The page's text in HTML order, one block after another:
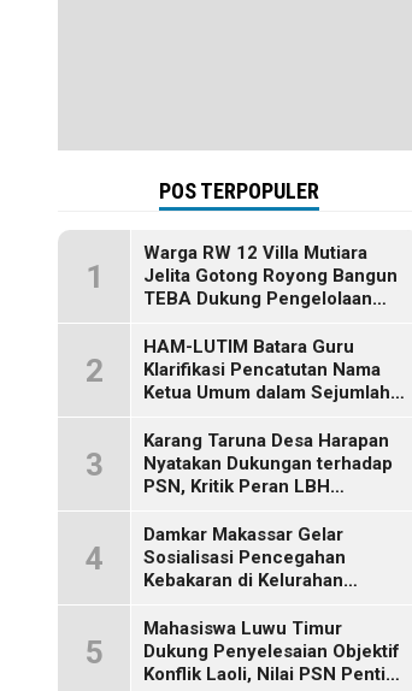
POS TERPOPULER
1
Warga RW 12 Villa Mutiara
Jelita Gotong Royong Bangun
TEBA Dukung Pengelolaan
2
HAM-LUTIM Batara Guru
Klarifikasi Pencatutan Nama
Ketua Umum dalam Sejumlah
3
Karang Taruna Desa Harapan
Nyatakan Dukungan terhadap
PSN, Kritik Peran LBH
4
Damkar Makassar Gelar
Sosialisasi Pencegahan
Kebakaran di Kelurahan
5
Mahasiswa Luwu Timur
Dukung Penyelesaian Objektif
Konflik Laoli, Nilai PSN Penting